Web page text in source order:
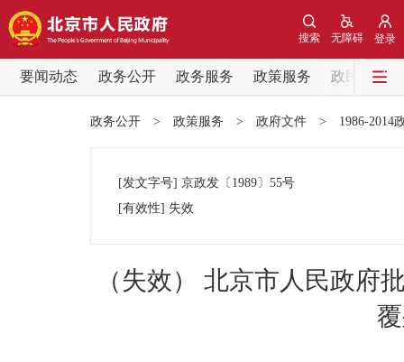
登录
无障碍
搜索
要闻动态 政务公开 政务服务 政策服务
政民互动
党中央精神
政务公开
政务公开 > 政策服务 > 政府文件 > 1986-2014
[发文字号] 京政发 〔1989〕 55号
[有效性] 失效
（失效） 北京市人民政府